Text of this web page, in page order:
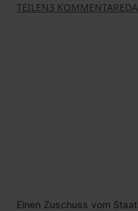
TEILEN3 KOMMENTARE
Einen Zuschuss vom